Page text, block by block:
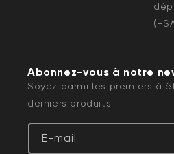
Abonnez-vous à notre
Soyez parmi les premiers à
derniers produits
E-mail